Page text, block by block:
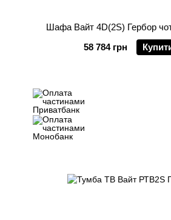
Шафа Вайт 4D(2S) Гербор
58 784 грн